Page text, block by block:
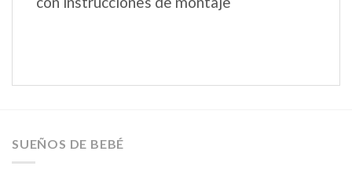
SUEÑOS DE BEBÉ